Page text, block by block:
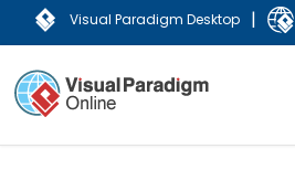
Visual Paradigm Desktop |